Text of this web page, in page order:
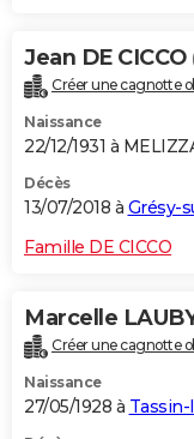
Jean DE CICCO
Créer une cagnotte
Naissance
22/12/1931 à
Décès
13/07/2018 à Grésy-
Famille DE CICCO
Marcelle
Créer une cagnotte
Naissance
27/05/1928 à